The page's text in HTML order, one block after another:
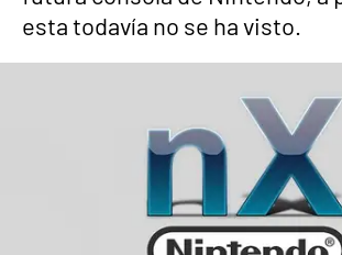
esta todavía no se ha visto.